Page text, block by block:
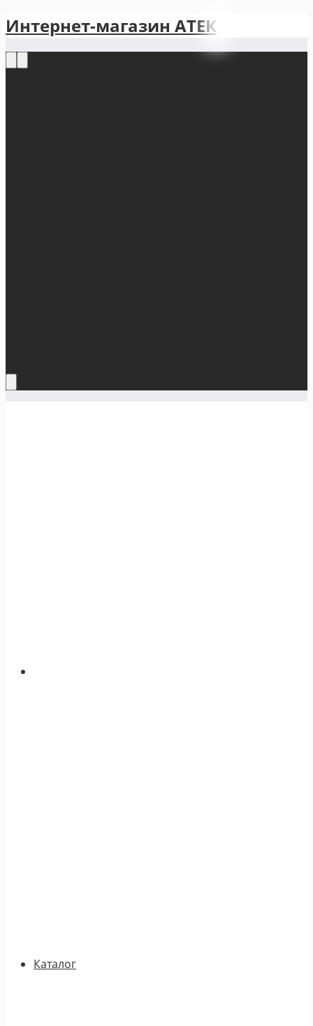
Интернет-магазин АТЕКㅤ
Каталог